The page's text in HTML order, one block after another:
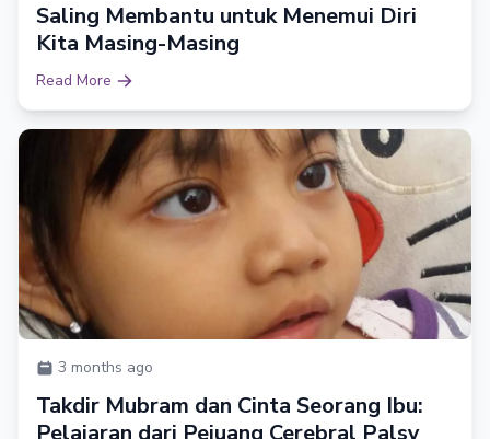
Saling Membantu untuk Menemui Diri
Kita Masing-Masing
Read More
3 months ago
Takdir Mubram dan Cinta Seorang Ibu: